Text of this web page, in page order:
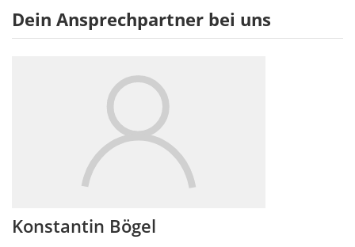
Dein Ansprechpartner bei uns
Konstantin Bögel